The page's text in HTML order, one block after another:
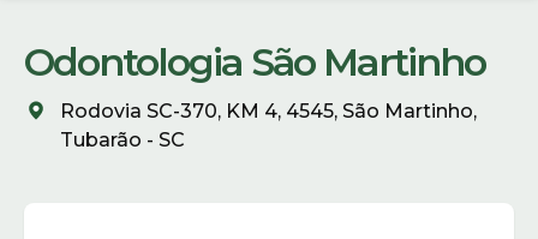
Odontologia São Martinho
Rodovia SC-370, KM 4, 4545, São Martinho,
Tubarão - SC